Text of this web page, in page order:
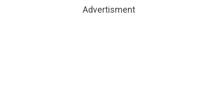
Advertisment